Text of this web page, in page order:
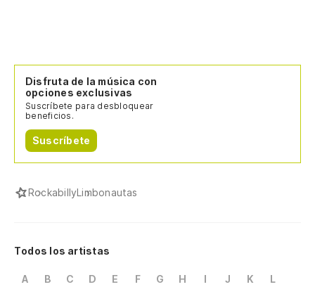
Disfruta de la música con
opciones exclusivas
Suscríbete para desbloquear
beneficios.
Suscríbete
RockabillyLimbonautas
Todos los artistas
A B C D E F G H I J K
L